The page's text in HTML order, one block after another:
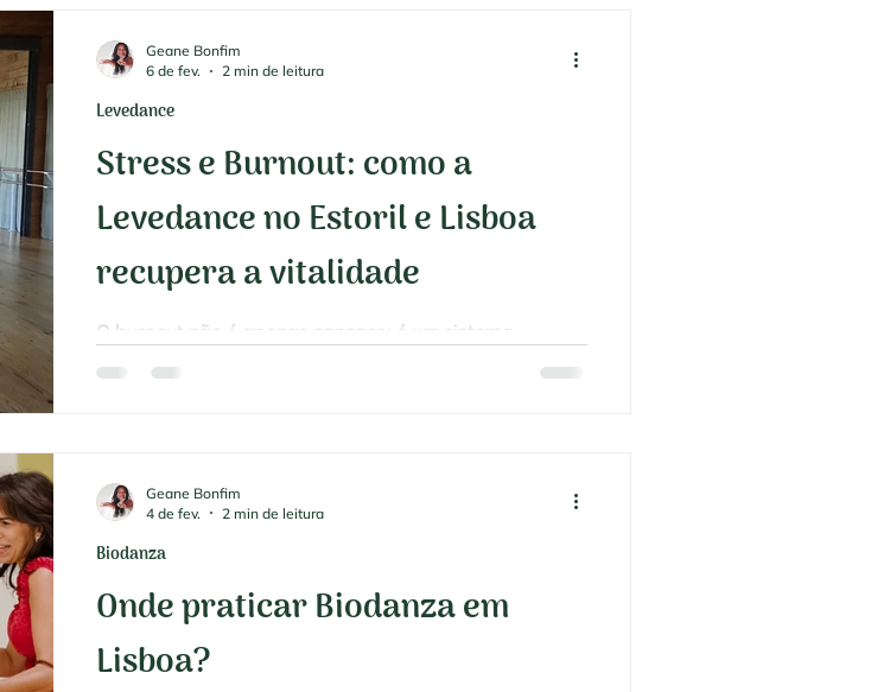
Stress e Burnout: como a
Levedance no Estoril e Lisboa
recupera a vitalidade
O burnout não é apenas cansaço; é um sistema
Levedance
Geane Bonfim
6 de fev.
2 min de leitura
Onde praticar Biodanza em
Lisboa?
Biodanza
Geane Bonfim
4 de fev.
2 min de leitura